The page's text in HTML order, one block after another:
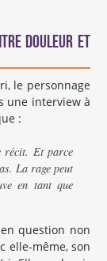
douleur et
le personnage
une interview à
:
récit. Et parce
La rage peut
en tant que
question non
elle-même, son